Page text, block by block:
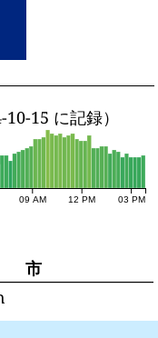
15 に記録）
09 AM 12 PM 03 PM
市